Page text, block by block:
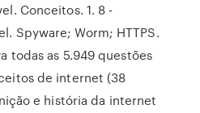
Conceitos. 1. 8 -
Spyware; Worm; HTTPS.
todas as 5.949 questões
de internet (38
e história da internet